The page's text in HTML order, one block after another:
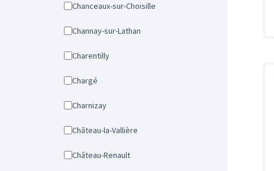
Chanceaux-sur-Choisille
Channay-sur-Lathan
Charentilly
Chargé
Charnizay
Château-la-Vallière
Château-Renault